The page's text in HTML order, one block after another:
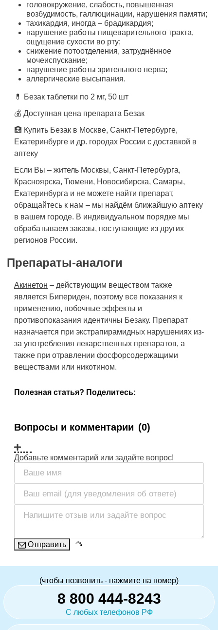
головокружение, слабость, повышенная
возбудимость, галлюцинации, нарушения памяти;
тахикардия, иногда – брадикардия;
нарушение работы пищеварительного тракта,
ощущение сухости во рту;
снижение потоотделения, затруднённое
мочеиспускание;
нарушение работы зрительного нерва;
аллергические высыпания.
💊 Безак таблетки по 2 мг, 50 шт
💰 Доступная цена препарата Безак
🏥 Купить Безак в Москве, Санкт-Петербурге,
Екатеринбурге и др. городах России с доставкой в
аптеку
Если Вы – житель Москвы, Санкт-Петербурга,
Красноярска, Тюмени, Новосибирска, Самары,
Екатеринбурга и не можете найти препарат,
обращайтесь к нам – мы найдём ближайшую аптеку
в вашем городе. В индивидуальном порядке мы
обрабатываем заказы, поступающие из других
регионов России.
Препараты-аналоги
Акинетон – действующим веществом также
является Бипериден, поэтому все показания к
применению, побочные эффекты и
противопоказания идентичны Безаку. Препарат
назначается при экстрапирамидных нарушениях из-
за употребления лекарственных препаратов, а
также при отравлении фосфорсодержащими
веществами или никотином.
Полезная статья? Поделитесь:
Вопросы и комментарии (0)
Добавьте комментарий или задайте вопрос!
Отправить
(чтобы позвонить - нажмите на номер)
8 800 444-8243
С любых телефонов РФ